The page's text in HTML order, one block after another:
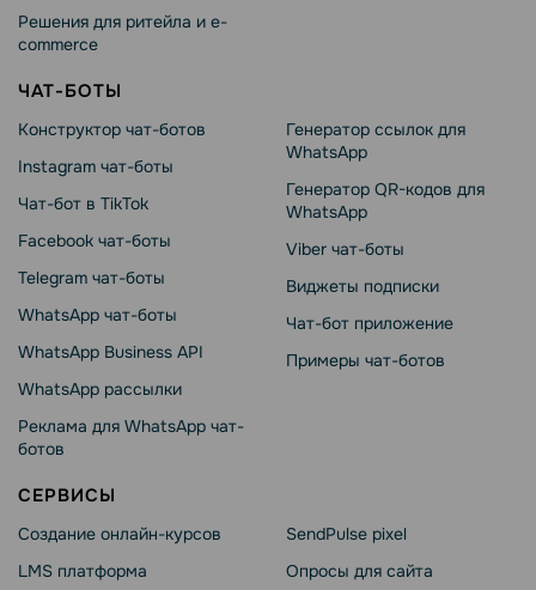
Решения для ритейла и e-
commerce
ЧАТ-БОТЫ
Конструктор чат-ботов
Instagram чат-боты
Чат-бот в TikTok
Facebook чат-боты
Telegram чат-боты
WhatsApp чат-боты
WhatsApp Business API
WhatsApp рассылки
Реклама для WhatsApp чат-
ботов
Генератор ссылок для
WhatsApp
Генератор QR-кодов для
WhatsApp
Viber чат-боты
Виджеты подписки
Чат-бот приложение
Примеры чат-ботов
СЕРВИСЫ
Создание онлайн-курсов
LMS платформа
SendPulse pixel
Опросы для сайта